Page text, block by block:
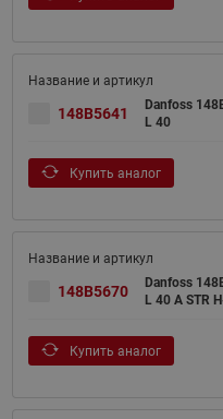
148B5641
Danfoss
L 40
Купить аналог
148B5670
Danfoss
L 40 A STR
Купить аналог